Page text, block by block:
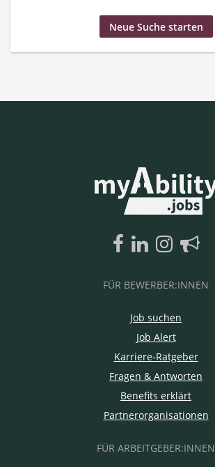
Neue Suche starten
FÜR BEWERBER:INNEN
Job suchen
Job Alert
Karriere-Ratgeber
Fragen & Antworten
Benefits erklärt
Partnerorganisationen
FÜR ARBEITGEBER:INNEN